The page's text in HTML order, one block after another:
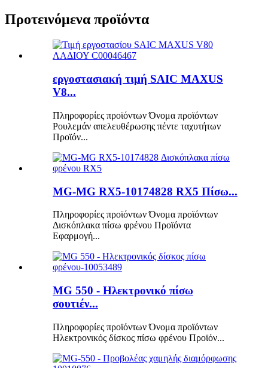
Προτεινόμενα προϊόντα
εργοστασιακή τιμή SAIC MAXUS
V8...
Πληροφορίες προϊόντων Όνομα προϊόντων
Ρουλεμάν απελευθέρωσης πέντε ταχυτήτων
Προϊόν...
MG-MG RX5-10174828 RX5 Πίσω...
Πληροφορίες προϊόντων Όνομα προϊόντων
Δισκόπλακα πίσω φρένου Προϊόντα
Εφαρμογή...
MG 550 - Ηλεκτρονικό πίσω
σουτιέν...
Πληροφορίες προϊόντων Όνομα προϊόντων
Ηλεκτρονικός δίσκος πίσω φρένου Προϊόν...